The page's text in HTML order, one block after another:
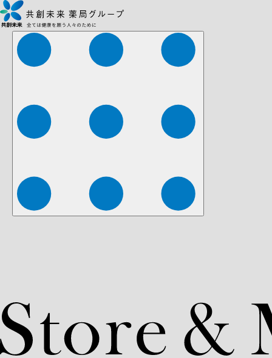
株式会社ファーマみらい 株式会社ストレチア